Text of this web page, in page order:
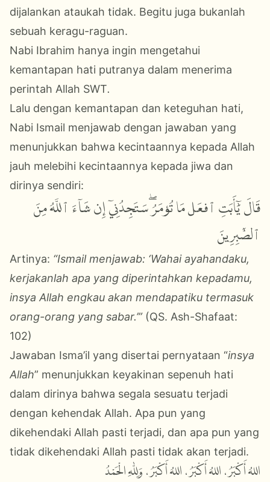
dijalankan ataukah tidak. Begitu juga bukanlah
sebuah keragu-raguan.
Nabi Ibrahim hanya ingin mengetahui
kemantapan hati putranya dalam menerima
perintah Allah SWT.
Lalu dengan kemantapan dan keteguhan hati,
Nabi Ismail menjawab dengan jawaban yang
menunjukkan bahwa kecintaannya kepada Allah
jauh melebihi kecintaannya kepada jiwa dan
dirinya sendiri:
قَالَ يَٰٓأَبَتِ ٱفۡعَلۡ مَا تُؤۡمَرُۖ سَتَجِدُنِيٓ إِن شَآءَ ٱللَّهُ مِنَ
ٱلصَّٰبِرِينَ
Artinya: “Ismail menjawab: ‘Wahai ayahandaku,
kerjakanlah apa yang diperintahkan kepadamu,
insya Allah engkau akan mendapatiku termasuk
orang-orang yang sabar.’”(QS. Ash-Shafaat:
102)
Jawaban Isma’il yang disertai pernyataan “insya
Allah” menunjukkan keyakinan sepenuh hati
dalam dirinya bahwa segala sesuatu terjadi
dengan kehendak Allah. Apa pun yang
dikehendaki Allah pasti terjadi, dan apa pun yang
tidak dikehendaki Allah pasti tidak akan terjadi.
اللهُ أَكْبَرُ، اللهُ أَكْبَرُ، اللهُ أَكْبَرُ، وَلِلّٰهِ الْحَمْدُ